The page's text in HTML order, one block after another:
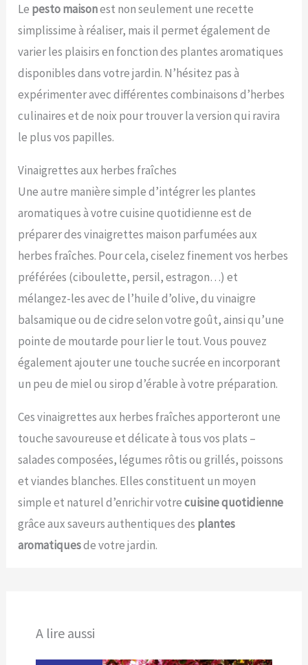
Le pesto maisonest non seulement une recette
simplissime à réaliser, mais il permet également de
varier les plaisirs en fonction des plantes aromatiques
disponibles dans votre jardin. N’hésitez pas à
expérimenter avec différentes combinaisons d’herbes
culinaires et de noix pour trouver la version qui ravira
le plus vos papilles.
Vinaigrettes aux herbes fraîches
Une autre manière simple d’intégrer les plantes
aromatiques à votre cuisine quotidienne est de
préparer des vinaigrettes maison parfumées aux
herbes fraîches. Pour cela, ciselez finement vos herbes
préférées (ciboulette, persil, estragon…) et
mélangez-les avec de l’huile d’olive, du vinaigre
balsamique ou de cidre selon votre goût, ainsi qu’une
pointe de moutarde pour lier le tout. Vous pouvez
également ajouter une touche sucrée en incorporant
un peu de miel ou sirop d’érable à votre préparation.
Ces vinaigrettes aux herbes fraîches apporteront une
touche savoureuse et délicate à tous vos plats –
salades composées, légumes rôtis ou grillés, poissons
et viandes blanches. Elles constituent un moyen
simple et naturel d’enrichir votrecuisine quotidienne
grâce aux saveurs authentiques des plantes
aromatiquesde votre jardin.
A lire aussi